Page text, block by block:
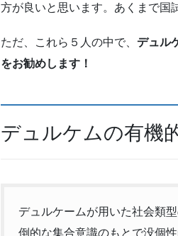
方が良いと思います。あくまで国
ただ、これら５人の中で、 デュル
をお勧めします！
デュルケムの有機
デュルケームが用いた社会類型
倒的な集合意識のもとで没個